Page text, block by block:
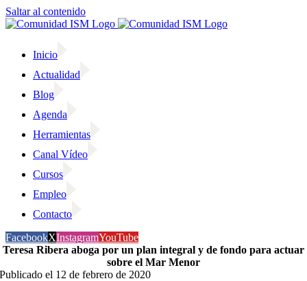
Saltar al contenido
Inicio
Actualidad
Blog
Agenda
Herramientas
Canal Vídeo
Cursos
Empleo
Contacto
FacebookXInstagramYouTube
Teresa Ribera aboga por un plan integral y de fondo para actuar
sobre el Mar Menor
Publicado el 12 de febrero de 2020